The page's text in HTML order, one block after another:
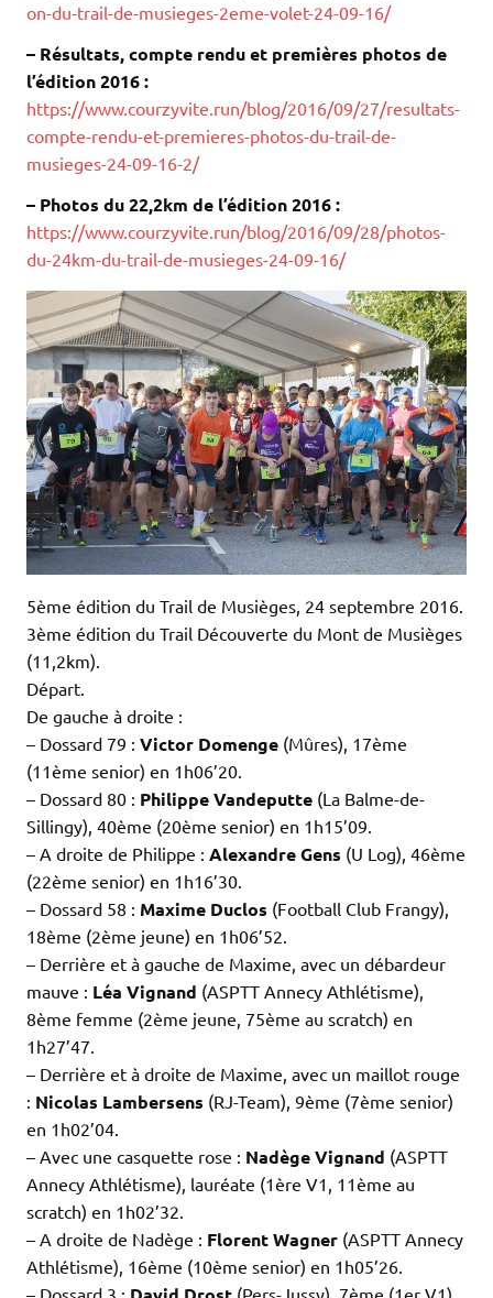
on-du-trail-de-musieges-2eme-volet-24-09-16/
– Résultats, compte rendu et premières photos de
l’édition 2016 :
https://www.courzyvite.run/blog/2016/09/27/resultats-
compte-rendu-et-premieres-photos-du-trail-de-
musieges-24-09-16-2/
– Photos du 22,2km de l’édition 2016 :
https://www.courzyvite.run/blog/2016/09/28/photos-
du-24km-du-trail-de-musieges-24-09-16/
5ème édition du Trail de Musièges, 24 septembre 2016.
3ème édition du Trail Découverte du Mont de Musièges
(11,2km).
Départ.
De gauche à droite :
– Dossard 79 : Victor Domenge (Mûres), 17ème
(11ème senior) en 1h06’20.
– Dossard 80 : Philippe Vandeputte (La Balme-de-
Sillingy), 40ème (20ème senior) en 1h15’09.
– A droite de Philippe : Alexandre Gens (U Log), 46ème
(22ème senior) en 1h16’30.
– Dossard 58 : Maxime Duclos (Football Club Frangy),
18ème (2ème jeune) en 1h06’52.
– Derrière et à gauche de Maxime, avec un débardeur
mauve : Léa Vignand (ASPTT Annecy Athlétisme),
8ème femme (2ème jeune, 75ème au scratch) en
1h27’47.
– Derrière et à droite de Maxime, avec un maillot rouge
: Nicolas Lambersens (RJ-Team), 9ème (7ème senior)
en 1h02’04.
– Avec une casquette rose : Nadège Vignand (ASPTT
Annecy Athlétisme), lauréate (1ère V1, 11ème au
scratch) en 1h02’32.
– A droite de Nadège : Florent Wagner (ASPTT Annecy
Athlétisme), 16ème (10ème senior) en 1h05’26.
– Dossard 3 :
(Pers-Jussy), 7ème (1er V1)